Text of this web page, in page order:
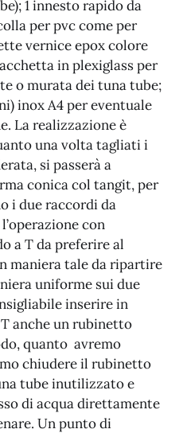
1 innesto rapido da
per pvc come per
vernice epox colore
in plexiglass per
o murata dei tuna tube;
inox A4 per eventuale
La realizzazione è
una volta tagliati i
si passerà a
conica col tangit, per
i due raccordi da
con
a T da preferire al
maniera tale da ripartire
uniforme sui due
inserire in
anche un rubinetto
quanto avremo
chiudere il rubinetto
tube inutilizzato e
di acqua direttamente
Un punto di